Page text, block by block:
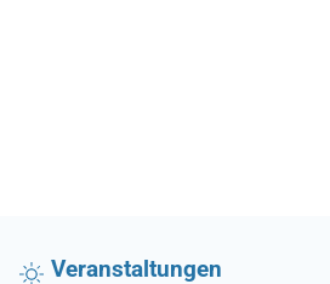
Veranstaltungen